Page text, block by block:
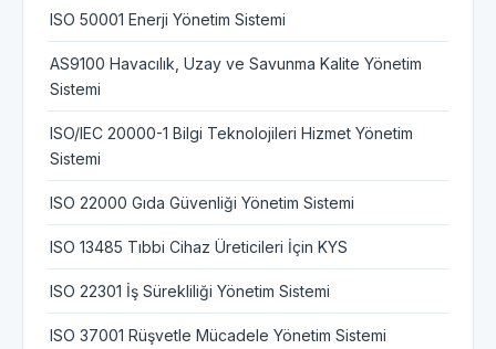
ISO 50001 Enerji Yönetim Sistemi
AS9100 Havacılık, Uzay ve Savunma Kalite Yönetim
Sistemi
ISO/IEC 20000-1 Bilgi Teknolojileri Hizmet Yönetim
Sistemi
ISO 22000 Gıda Güvenliği Yönetim Sistemi
ISO 13485 Tıbbi Cihaz Üreticileri İçin KYS
ISO 22301 İş Sürekliliği Yönetim Sistemi
ISO 37001 Rüşvetle Mücadele Yönetim Sistemi